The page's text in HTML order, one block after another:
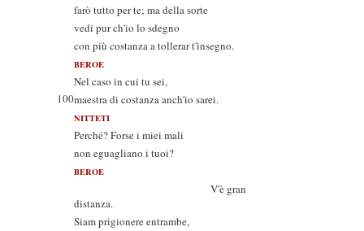
farò tutto per te; ma della sorte
vedi pur ch'io lo sdegno
con più costanza a tollerar t'insegno.
BEROE
Nel caso in cui tu sei,
100maestra di costanza anch'io sarei.
NITTETI
Perché? Forse i miei mali
non eguagliano i tuoi?
BEROE
V'è gran
distanza.
Siam prigionere entrambe,